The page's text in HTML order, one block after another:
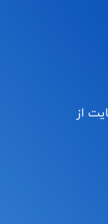
از